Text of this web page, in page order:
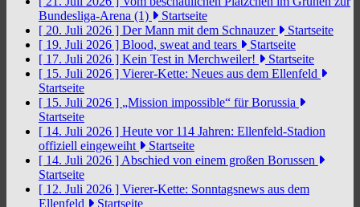
Bundesliga-Arena (1)
Startseite
[ 20. Juli 2026 ] Der Mann mit dem Schnauzer
Startseite
[ 19. Juli 2026 ] Blood, sweat and tears
Startseite
[ 17. Juli 2026 ] Kein Test in Merchweiler!
Startseite
[ 15. Juli 2026 ] Vierer-Kette: Neues aus dem Ellenfeld
Startseite
[ 15. Juli 2026 ] „Mission impossible“ für Borussia
Startseite
[ 14. Juli 2026 ] Heute vor 114 Jahren: Ellenfeld-Stadion
offiziell eingeweiht
Startseite
[ 14. Juli 2026 ] Abschied von einem großen Borussen
Startseite
[ 12. Juli 2026 ] Vierer-Kette: Sonntagsnews aus dem
Ellenfeld
Startseite